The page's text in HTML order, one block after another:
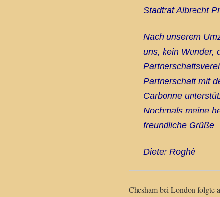
Stadtrat Albrecht
Nach unserem
uns, kein Wunder,
Partnerschaft mit
Carbonne
Nochmals meine
freundliche Grüße
Dieter Roghé
Chesham bei London folgte